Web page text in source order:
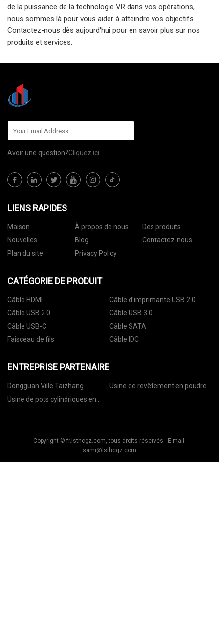
de la puissance de la technologie VR dans vos opérations,
nous sommes là pour vous aider à atteindre vos objectifs.
Contactez-nous dès aujourd'hui pour en savoir plus sur nos
produits et services.
Avoir une question?Cliquez ici
LIENS RAPIDES
Maison À propos de nous
Des produits
Nouvelles
Blog
Contactez-nous
Plan du site
Privacy Policy
CATÉGORIE DE PRODUIT
Câble HDMI
Câble d'imprimante USB 2.0
Câble USB 2.0
Câble USB 3.0
Câble USB-C
Câble SATA
Faisceau de fils
Câble IDC
ENTREPRISE PARTENAIRE
Dongguan Ville Taizhang
Machines Cie, Ltd.
Usine de revêtement en poudre
Usine de pots cylindriques en
Copyright © fr.lsthcgz.com, tous droits réservés. E-mail:
sami@lsthcgz.com